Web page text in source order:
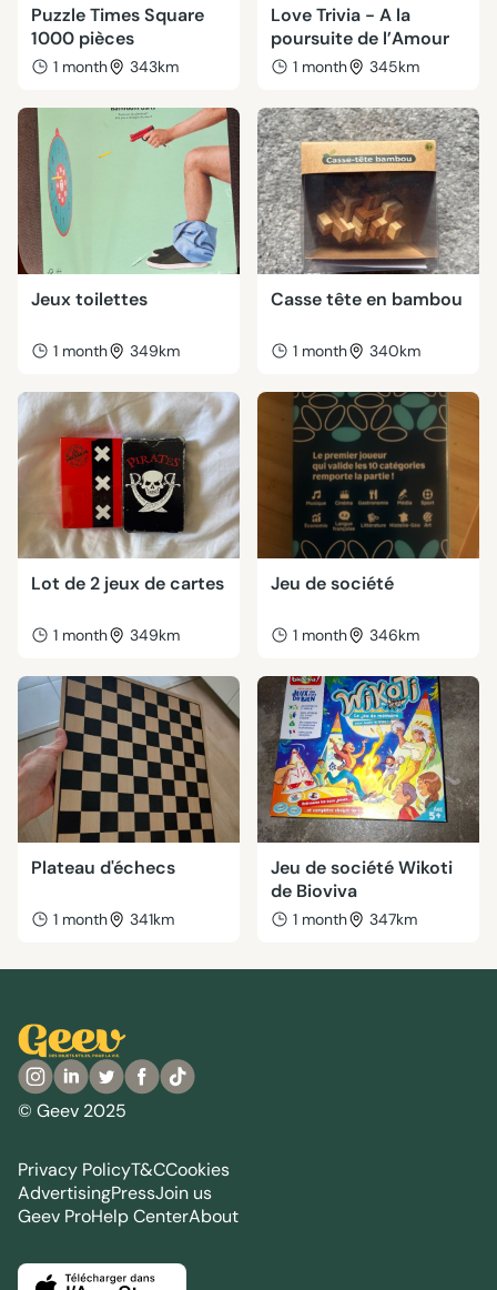
Puzzle Times Square
1000 pièces
1 month 343km
Love Trivia - A la
poursuite de l’Amour
1 month 345km
Jeux toilettes
1 month 349km
Casse tête en bambou
1 month 340km
Lot de 2 jeux de cartes
1 month 349km
Jeu de société
1 month 346km
Plateau d'échecs
1 month 341km
Jeu de société Wikoti
de Bioviva
1 month 347km
© Geev 2025
Privacy PolicyT&CCookies
AdvertisingPressJoin us
Geev ProHelp CenterAbout